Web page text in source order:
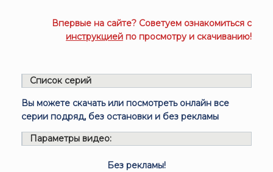
Впервые на сайте? Советуем ознакомиться с
инструкцией по просмотру и скачиванию!
Список серий
Вы можете скачать или посмотреть онлайн все
серии подряд, без остановки и без рекламы
Параметры видео:
Без рекламы!